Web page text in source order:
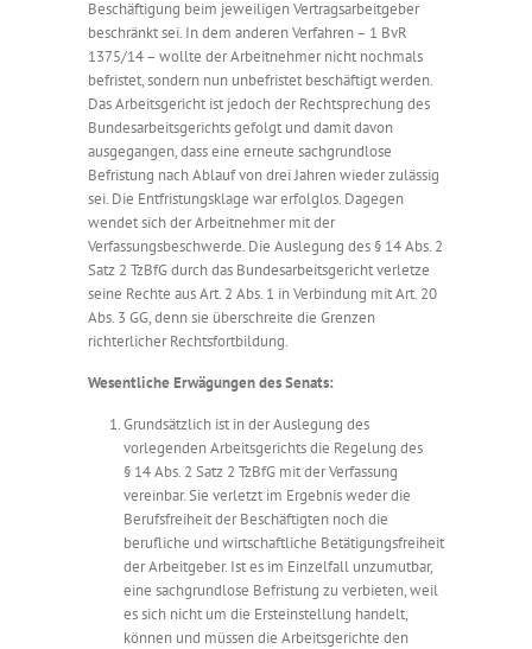
Beschäftigung beim jeweiligen Vertragsarbeitgeber
beschränkt sei. In dem anderen Verfahren – 1 BvR
1375/14 – wollte der Arbeitnehmer nicht nochmals
befristet, sondern nun unbefristet beschäftigt werden.
Das Arbeitsgericht ist jedoch der Rechtsprechung des
Bundesarbeitsgerichts gefolgt und damit davon
ausgegangen, dass eine erneute sachgrundlose
Befristung nach Ablauf von drei Jahren wieder zulässig
sei. Die Entfristungsklage war erfolglos. Dagegen
wendet sich der Arbeitnehmer mit der
Verfassungsbeschwerde. Die Auslegung des § 14 Abs. 2
Satz 2 TzBfG durch das Bundesarbeitsgericht verletze
seine Rechte aus Art. 2 Abs. 1 in Verbindung mit Art. 20
Abs. 3 GG, denn sie überschreite die Grenzen
richterlicher Rechtsfortbildung.
Wesentliche Erwägungen des Senats:
Grundsätzlich ist in der Auslegung des
vorlegenden Arbeitsgerichts die Regelung des
§ 14 Abs. 2 Satz 2 TzBfG mit der Verfassung
vereinbar. Sie verletzt im Ergebnis weder die
Berufsfreiheit der Beschäftigten noch die
berufliche und wirtschaftliche Betätigungsfreiheit
der Arbeitgeber. Ist es im Einzelfall unzumutbar,
eine sachgrundlose Befristung zu verbieten, weil
es sich nicht um die Ersteinstellung handelt,
können und müssen die Arbeitsgerichte den